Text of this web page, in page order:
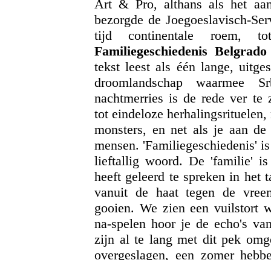
Art & Pro, althans als het
bezorgde de Joegoeslavisch-
tijd continentale roem,
Familiegeschiedenis Belgrado
tekst leest als één lange,
droomlandschap
nachtmerries is de rede ver te
tot eindeloze
monsters, en net als je aan
mensen. 'Familiegeschiedenis'
lieftallig woord. De 'familie'
heeft geleerd te spreken in het
vanuit de haat tegen de
gooien. We zien een vuilstort
na-spelen hoor je de echo's
zijn al te lang met dit pek
overgeslagen, een zomer